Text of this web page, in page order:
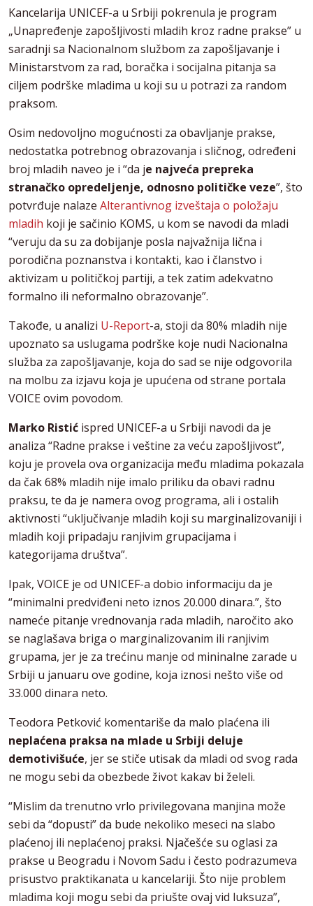
Kancelarija UNICEF-a u Srbiji pokrenula je program
„Unapređenje zapošljivosti mladih kroz radne prakse” u
saradnji sa Nacionalnom službom za zapošljavanje i
Ministarstvom za rad, boračka i socijalna pitanja sa
ciljem podrške mladima u koji su u potrazi za random
praksom.
Osim nedovoljno mogućnosti za obavljanje prakse,
nedostatka potrebnog obrazovanja i sličnog, određeni
broj mladih naveo je i “da je najveća prepreka
stranačko opredeljenje, odnosno političke veze”, što
potvrđuje nalaze Alterantivnog izveštaja o položaju
mladih koji je sačinio KOMS, u kom se navodi da mladi
“veruju da su za dobijanje posla najvažnija lična i
porodična poznanstva i kontakti, kao i članstvo i
aktivizam u političkoj partiji, a tek zatim adekvatno
formalno ili neformalno obrazovanje”.
Takođe, u analizi U-Report-a, stoji da 80% mladih nije
upoznato sa uslugama podrške koje nudi Nacionalna
služba za zapošljavanje, koja do sad se nije odgovorila
na molbu za izjavu koja je upućena od strane portala
VOICE ovim povodom.
Marko Ristić ispred UNICEF-a u Srbiji navodi da je
analiza “Radne prakse i veštine za veću zapošljivost”,
koju je provela ova organizacija među mladima pokazala
da čak 68% mladih nije imalo priliku da obavi radnu
praksu, te da je namera ovog programa, ali i ostalih
aktivnosti “uključivanje mladih koji su marginalizovaniji i
mladih koji pripadaju ranjivim grupacijama i
kategorijama društva”.
Ipak, VOICE je od UNICEF-a dobio informaciju da je
“minimalni predviđeni neto iznos 20.000 dinara.”, što
nameće pitanje vrednovanja rada mladih, naročito ako
se naglašava briga o marginalizovanim ili ranjivim
grupama, jer je za trećinu manje od mininalne zarade u
Srbiji u januaru ove godine, koja iznosi nešto više od
33.000 dinara neto.
Teodora Petković komentariše da malo plaćena ili
neplaćena praksa na mlade u Srbiji deluje
demotivišuće, jer se stiče utisak da mladi od svog rada
ne mogu sebi da obezbede život kakav bi želeli.
“Mislim da trenutno vrlo privilegovana manjina može
sebi da “dopusti” da bude nekoliko meseci na slabo
plaćenoj ili neplaćenoj praksi. Njačešće su oglasi za
prakse u Beogradu i Novom Sadu i često podrazumeva
prisustvo praktikanata u kancelariji. Što nije problem
mladima koji mogu sebi da priušte ovaj vid luksuza”,